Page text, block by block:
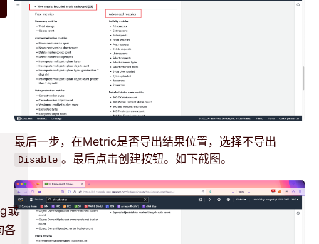
或
各
最后一步，在Metric是否导出结果位置，选择不导出
Disable 。最后点击创建按钮。如下截图。